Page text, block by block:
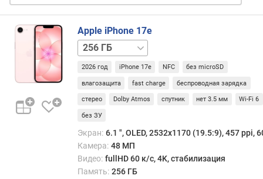
а
з
к
(
Г
Apple iPhone 17e
512 ГБ
2026 год iPhone 17e NFC без microSD
влагозащита fast charge беспроводная зарядка
стерео Dolby Atmos спутник нет 3.5 мм Wi-Fi 6
без ЗУ
Экран: 6.1 ", OLED, 2532x1170 (19.5:9), 457 ppi,
Камера: 48 МП
Видео: fullHD 60 к/с, 4K, стабилизация
Память: 256 ГБ